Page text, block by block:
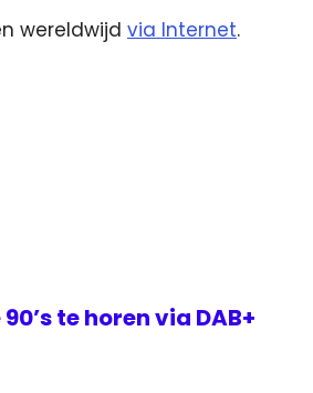
wereldwijd via Internet.
te horen via DAB+